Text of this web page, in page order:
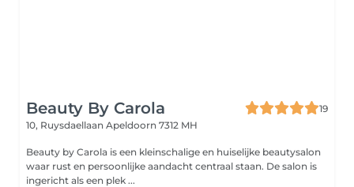
Beauty By Carola
19
10, Ruysdaellaan Apeldoorn 7312 MH
Beauty by Carola is een kleinschalige en huiselijke beautysalon
waar rust en persoonlijke aandacht centraal staan. De salon is
ingericht als een plek ...